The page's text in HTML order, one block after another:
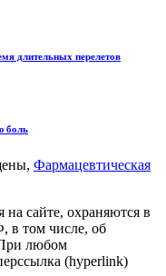
длительных перелетов
боль
Фармацевтическая
сайте, охраняются в
в том числе, об
любом
(hyperlink)